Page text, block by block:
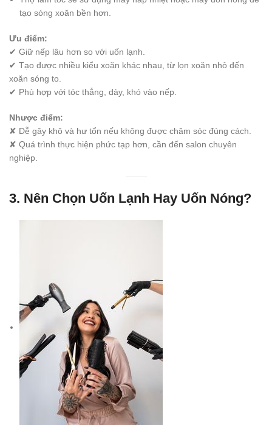
tạo sóng xoăn bền hơn.
Ưu điểm:
✔ Giữ nếp lâu hơn so với uốn lạnh.
✔ Tạo được nhiều kiểu xoăn khác nhau, từ lọn xoăn nhỏ đến
xoăn sóng to.
✔ Phù hợp với tóc thẳng, dày, khó vào nếp.
Nhược điểm:
✘ Dễ gây khô và hư tổn nếu không được chăm sóc đúng cách.
✘ Quá trình thực hiện phức tạp hơn, cần đến salon chuyên
nghiệp.
3. Nên Chọn Uốn Lạnh Hay Uốn Nóng?